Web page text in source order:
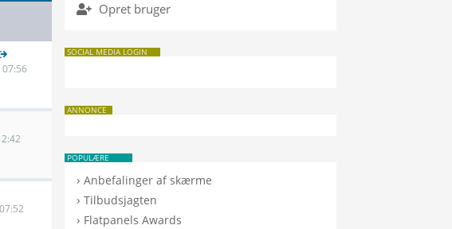
07:56
Opret bruger
SOCIAL MEDIA LOGIN
ANNONCE
POPULÆRE
›Anbefalinger af skærme
›Tilbudsjagten
› Flatpanels Awards